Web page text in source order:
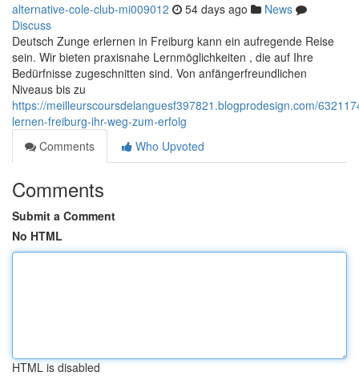
alternative-cole-club-mi009012 54 days ago
News
Discuss
Deutsch Zunge erlernen in Freiburg kann ein aufregende Reise
sein. Wir bieten praxisnahe Lernmöglichkeiten , die auf Ihre
Bedürfnisse zugeschnitten sind. Von anfängerfreundlichen
Niveaus bis zu
https://meilleurscoursdelanguesf397821.blogprodesign.com/
lernen-freiburg-ihr-weg-zum-erfolg
Comments
Who Upvoted
Comments
Submit a Comment
No HTML
HTML is disabled